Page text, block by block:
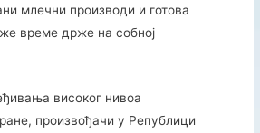
млечни производи и готова
време држе на собној
високог нивоа
произвођачи у Републици